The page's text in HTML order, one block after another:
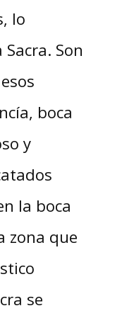
lo
Son
boca
y
la boca
zona que
se